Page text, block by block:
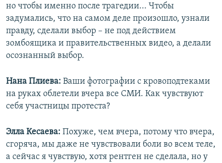
но чтобы именно после трагедии... Чтобы
задумались, что на самом деле произошло, узнали
правду, сделали выбор – не под действием
зомбоящика и правительственных видео, а делали
осознанный выбор.
Нана Плиева: Ваши фотографии с кровоподтеками
на руках облетели вчера все СМИ. Как чувствуют
себя участницы протеста?
Элла Кесаева: Похуже, чем вчера, потому что вчера,
сгоряча, мы даже не чувствовали боли во всем теле,
а сейчас я чувствую, хотя рентген не сделала, но у